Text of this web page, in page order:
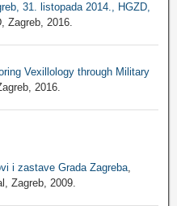
31. listopada 2014., HGZD,
Zagreb, 2016.
Vexillology through Military
2016.
i zastave Grada Zagreba
Zagreb, 2009.